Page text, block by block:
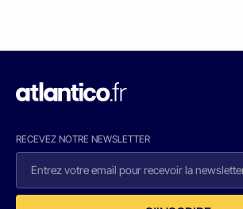
RECEVEZ NOTRE NEWSLETTER